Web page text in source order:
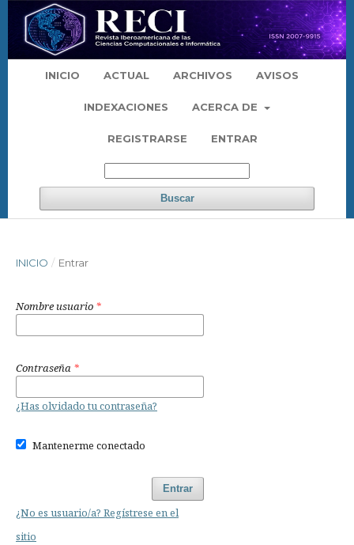
INICIO ACTUAL ARCHIVOS AVISOS
INDEXACIONES ACERCA DE
REGISTRARSE ENTRAR
Buscar
INICIO / Entrar
Nombre usuario *
Contraseña *
¿Has olvidado tu contraseña?
Mantenerme conectado
Entrar
¿No es usuario/a? Regístrese en el
sitio